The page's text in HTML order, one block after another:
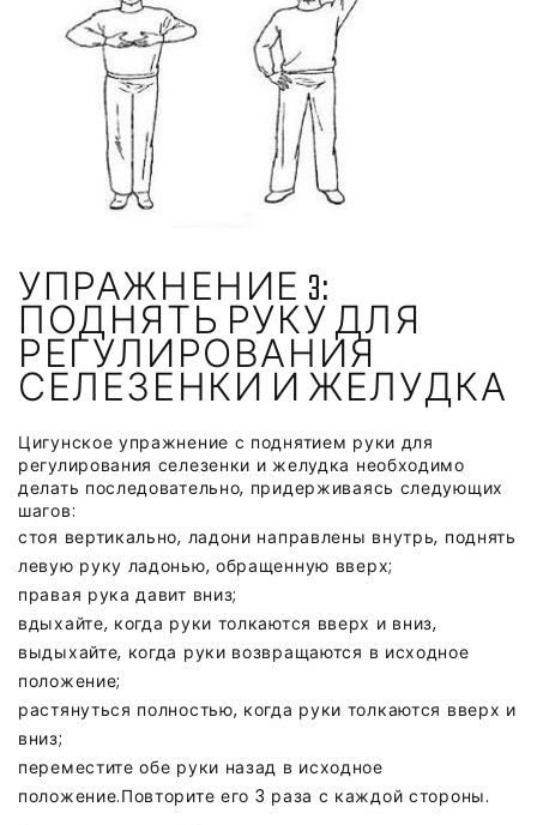
УПРАЖНЕНИЕ 3:
ПОДНЯТЬ РУКУ ДЛЯ
РЕГУЛИРОВАНИЯ
СЕЛЕЗЕНКИ И ЖЕЛУДКА
Цигунское упражнение с поднятием руки для
регулирования селезенки и желудка необходимо
делать последовательно, придерживаясь следующих
шагов:
стоя вертикально, ладони направлены внутрь, поднять
левую руку ладонью, обращенную вверх;
правая рука давит вниз;
вдыхайте, когда руки толкаются вверх и вниз,
выдыхайте, когда руки возвращаются в исходное
положение;
растянуться полностью, когда руки толкаются вверх и
вниз;
переместите обе руки назад в исходное
положение.Повторите его 3 раза с каждой стороны.